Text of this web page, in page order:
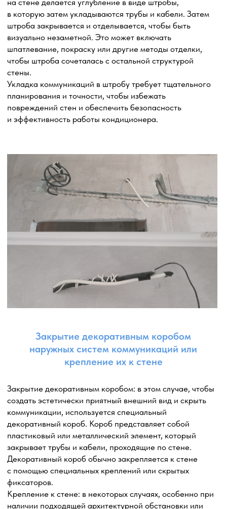
Укладка силового кабеля с/без подключения
к распределительному щиту
Монтаж наружного блока с применением
шпилек и траверс
Прокладка силового кабеля является важной частью
процесса установки кондиционера. Она обеспечивает
электропитание для работы системы и должна быть
выполнена профессионально и безопасно.
Выбор марки и сечения кабеля: помогаем выбрать
подходящий силовой кабель в соответствии
замыкания, перегрузки или других проблем.
Обеспечиваем правильную изоляцию кабеля и его
защиту от внешних факторов.
Маршрут прокладки: планируем маршрут прокладки
кабеля таким образом, чтобы он был оптимальным
Подключение к распределительному щиту (при
необходимости): если требуется подключение силового
кабеля к распределительному щиту, мы проводим это
в правильном электропитании кондиционера
и отсутствии проблем с электрической системой.
Монтаж наружного блока кондиционера
с использованием шпилек и траверс является одним
из распространенных и надежных способов крепления.
Этот метод обеспечивает устойчивую и прочную
фиксацию наружного блока на стене здания или другой
подходящей поверхности.